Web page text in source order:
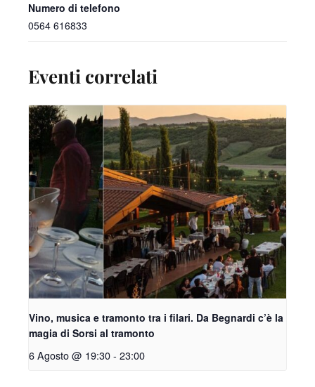
Numero di telefono
0564 616833
Eventi correlati
Vino, musica e tramonto tra i filari. Da Begnardi c’è la
magia di Sorsi al tramonto
6 Agosto @ 19:30- 23:00